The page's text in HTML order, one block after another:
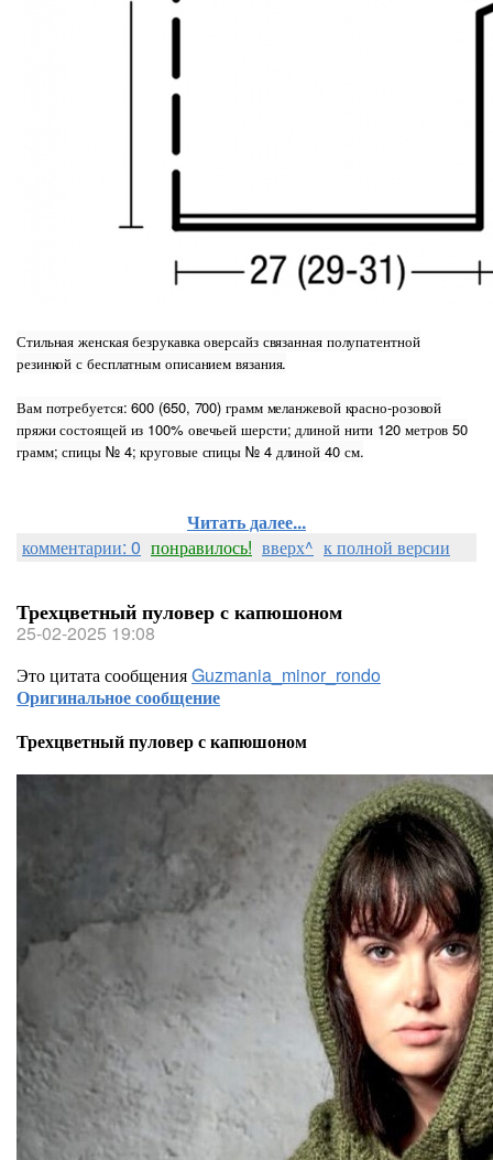
Стильная женская безрукавка оверсайз связанная полупатентной
резинкой с бесплатным описанием вязания.
Вам потребуется: 600 (650, 700) грамм меланжевой красно-розовой
пряжи состоящей из 100% овечьей шерсти; длиной нити 120 метров 50
грамм; спицы № 4; круговые спицы № 4 длиной 40 см.
Читать далее...
комментарии: 0 понравилось! вверх^ к полной версии
Трехцветный пуловер с капюшоном
25-02-2025 19:08
Это цитата сообщенияGuzmania_minor_rondo
Оригинальное сообщение
Трехцветный пуловер с капюшоном